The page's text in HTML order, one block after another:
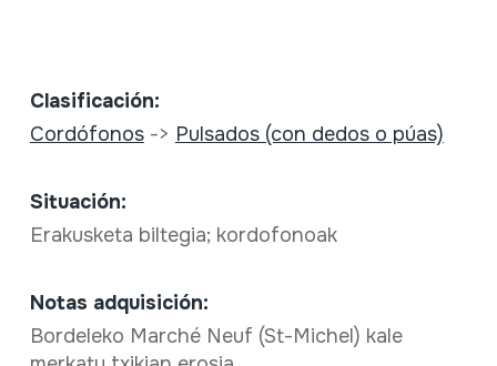
Clasificación:
Cordófonos-> Pulsados (con dedos o púas)
Situación:
Erakusketa biltegia; kordofonoak
Notas adquisición:
Bordeleko Marché Neuf (St-Michel) kale